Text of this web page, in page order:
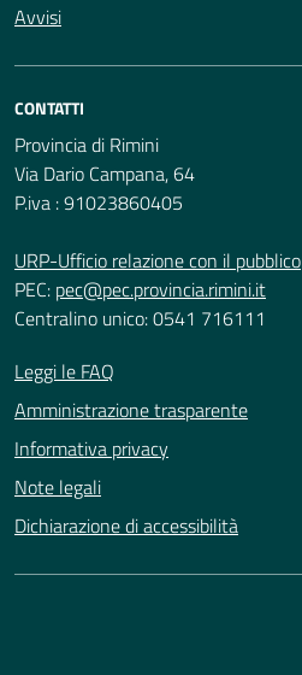
Avvisi
CONTATTI
Provincia di Rimini
Via Dario Campana, 64
P.iva : 91023860405
URP-Ufficio relazione con il pubblico
PEC: pec@pec.provincia.rimini.it
Centralino unico: 0541 716111
Leggi le FAQ
Amministrazione trasparente
Informativa privacy
Note legali
Dichiarazione di accessibilità